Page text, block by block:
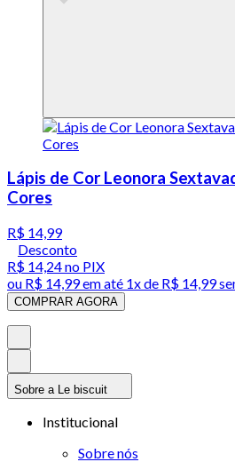
Lápis de Cor Leonora
Cores
R$ 14,99
Desconto
R$ 14,24no PIX
ou R$ 14,99em até 1x de R$ 14,99
COMPRAR AGORA
Sobre a Le biscuit
Institucional
Sobre nós